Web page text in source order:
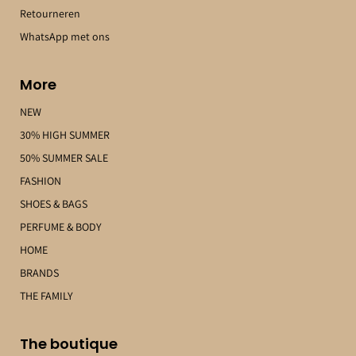
Retourneren
WhatsApp met ons
More
NEW
30% HIGH SUMMER
50% SUMMER SALE
FASHION
SHOES & BAGS
PERFUME & BODY
HOME
BRANDS
THE FAMILY
The boutique